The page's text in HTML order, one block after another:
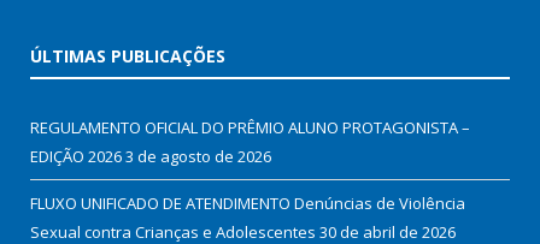
ÚLTIMAS PUBLICAÇÕES
REGULAMENTO OFICIAL DO PRÊMIO ALUNO PROTAGONISTA –
EDIÇÃO 20263 de agosto de 2026
FLUXO UNIFICADO DE ATENDIMENTO Denúncias de Violência
Sexual contra Crianças e Adolescentes 30 de abril de 2026